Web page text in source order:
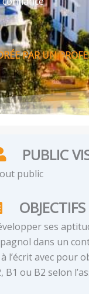
PAR UN
PUBLIC
public
ses
dans un
l’écrit avec pour
B1 ou B2 selon